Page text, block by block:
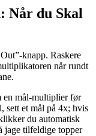
Når du Skal
knapp. Raskere
når rundt
en mål-multiplier før
sett et mål på 4x; hvis
du automatisk
jage tilfeldige topper